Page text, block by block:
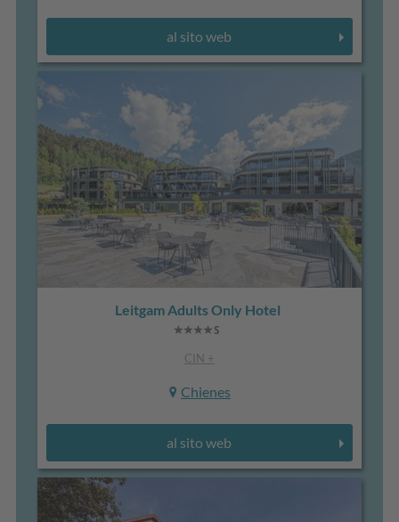
al sito web
Leitgam Adults Only Hotel
CIN +
Chienes
al sito web